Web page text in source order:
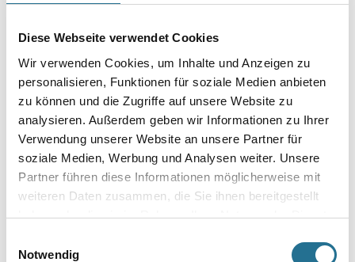
Diese Webseite verwendet Cookies
Wir verwenden Cookies, um Inhalte und Anzeigen zu
personalisieren, Funktionen für soziale Medien anbieten
zu können und die Zugriffe auf unsere Website zu
analysieren. Außerdem geben wir Informationen zu Ihrer
Verwendung unserer Website an unsere Partner für
soziale Medien, Werbung und Analysen weiter. Unsere
Partner führen diese Informationen möglicherweise mit
weiteren Daten zusammen, die Sie ihnen bereitgestellt
haben oder die sie im Rahmen Ihrer Nutzung der Dienste
Notwendig
Umrechnungsfaktoren